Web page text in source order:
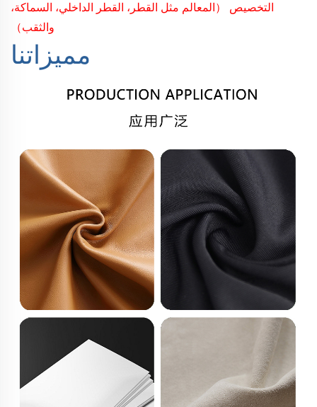
التخصيص
（المعالم مثل القطر، القطر الداخلي، السماكة،
والثقب）
مميزاتنا